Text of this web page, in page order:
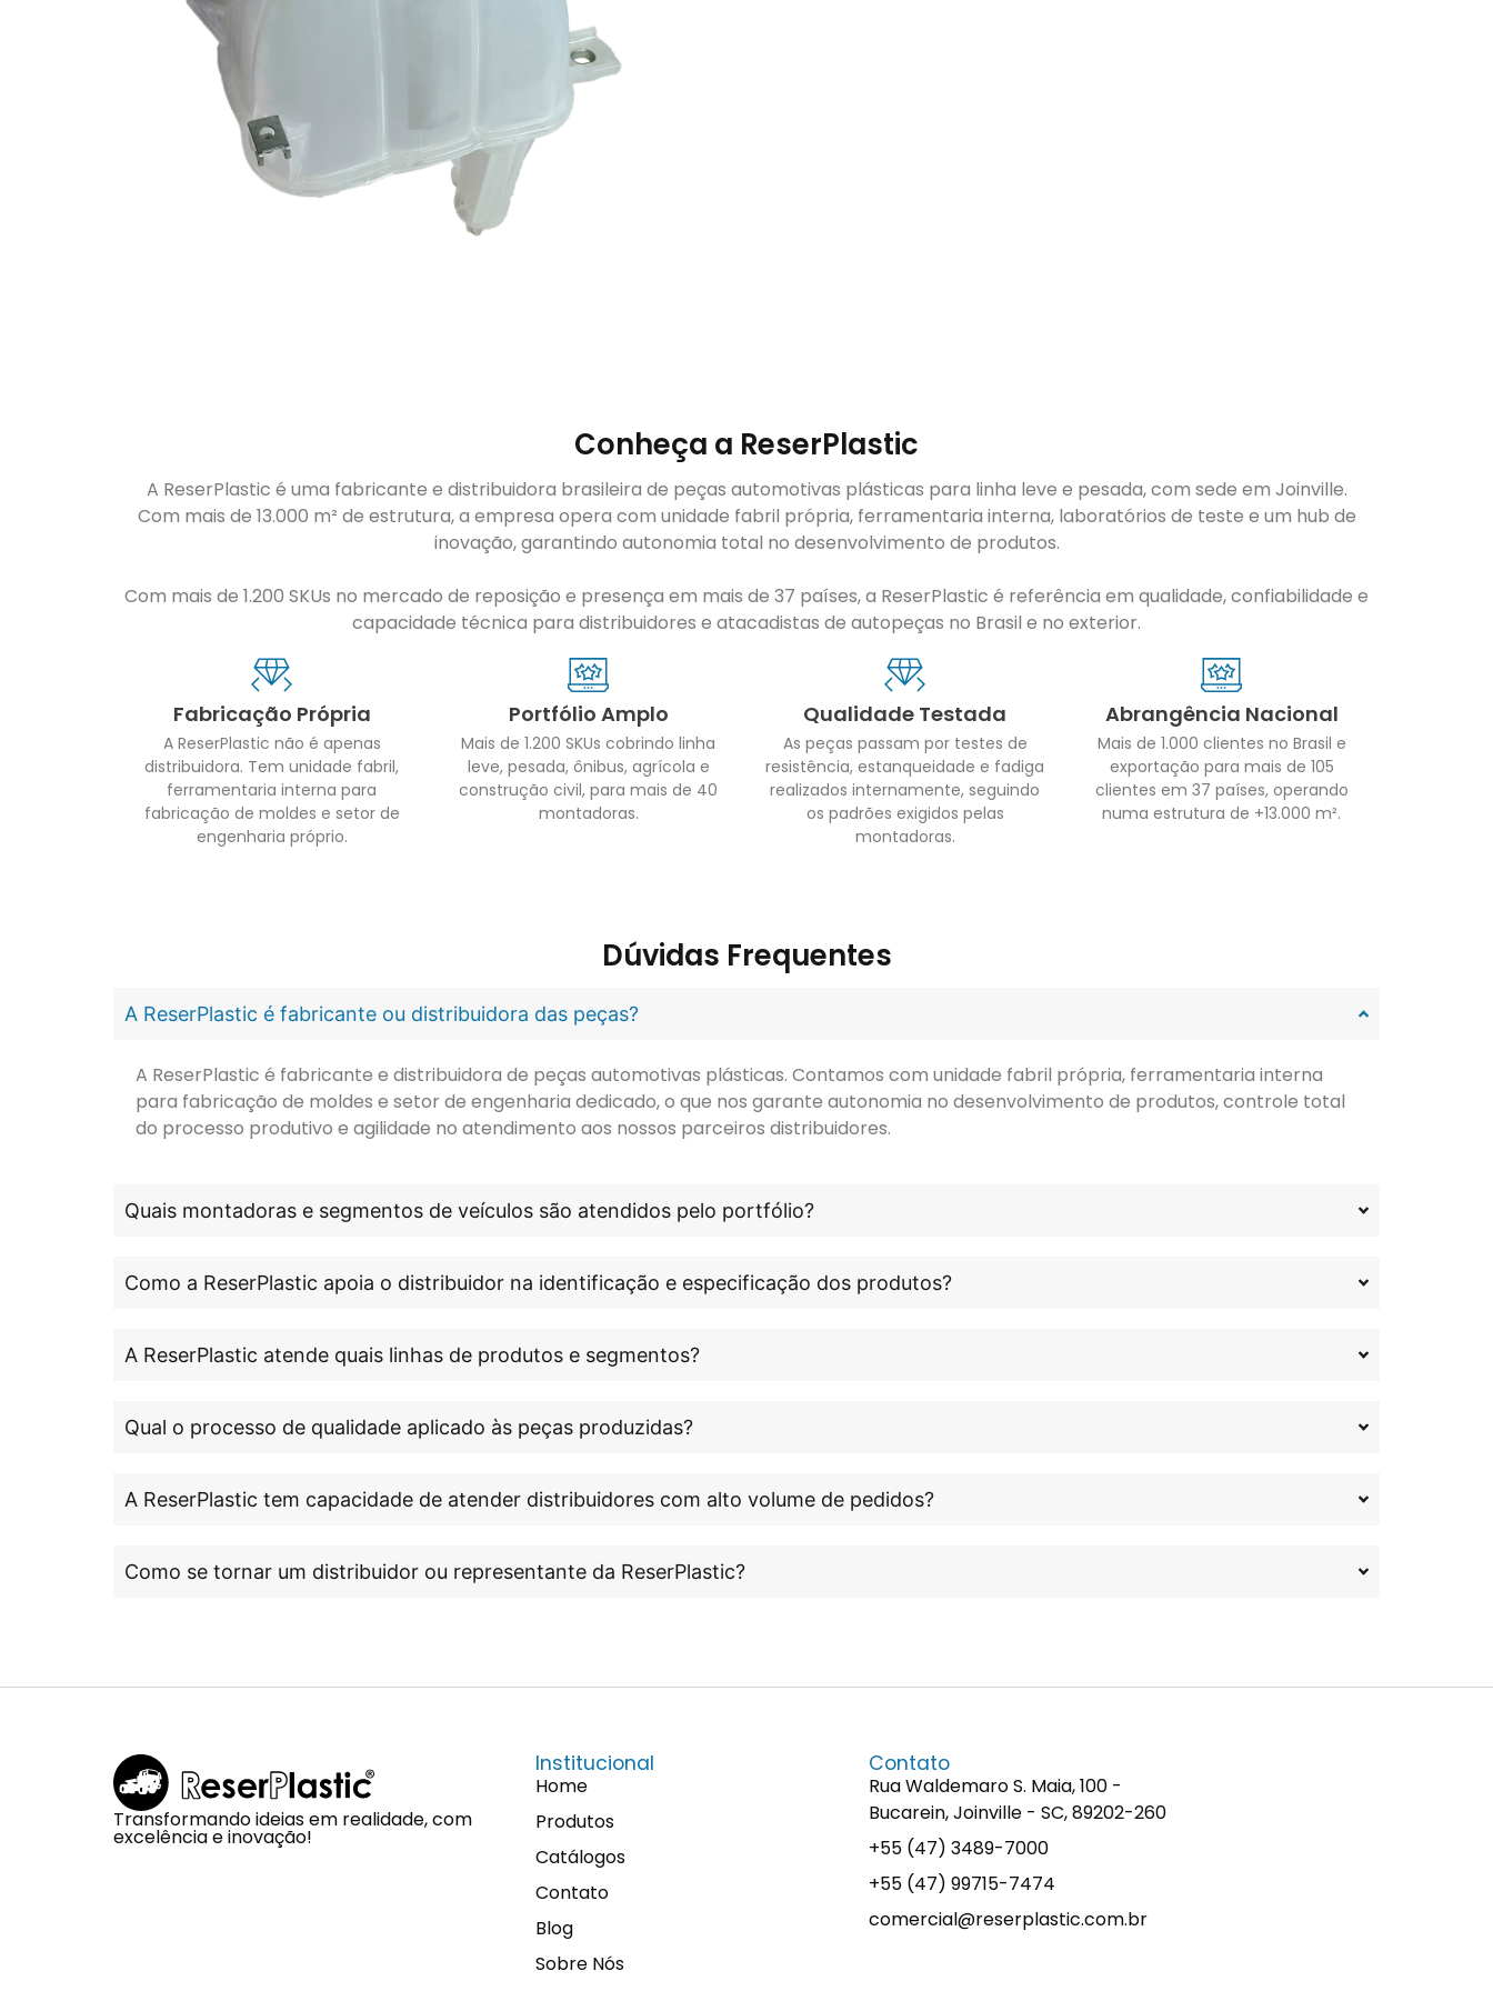
Conheça a ReserPlastic
A ReserPlastic é uma fabricante e distribuidora brasileira de peças automotivas plásticas para linha leve e pesada, com sede em Joinville.
Com mais de 13.000 m² de estrutura, a empresa opera com unidade fabril própria, ferramentaria interna, laboratórios de teste e um hub de
inovação, garantindo autonomia total no desenvolvimento de produtos.
Com mais de 1.200 SKUs no mercado de reposição e presença em mais de 37 países, a ReserPlastic é referência em qualidade, confiabilidade e
capacidade técnica para distribuidores e atacadistas de autopeças no Brasil e no exterior.
Fabricação Própria
A ReserPlastic não é apenas
distribuidora. Tem unidade fabril,
ferramentaria interna para
fabricação de moldes e setor de
engenharia próprio.
Portfólio Amplo
Mais de 1.200 SKUs cobrindo linha
leve, pesada, ônibus, agrícola e
construção civil, para mais de 40
montadoras.
Qualidade Testada
As peças passam por testes de
resistência, estanqueidade e fadiga
realizados internamente, seguindo
os padrões exigidos pelas
montadoras.
Abrangência Nacional
Mais de 1.000 clientes no Brasil e
exportação para mais de 105
clientes em 37 países, operando
numa estrutura de +13.000 m².
Dúvidas Frequentes
A ReserPlastic é fabricante ou distribuidora das peças?
A ReserPlastic é fabricante e distribuidora de peças automotivas plásticas. Contamos com unidade fabril própria, ferramentaria interna
para fabricação de moldes e setor de engenharia dedicado, o que nos garante autonomia no desenvolvimento de produtos, controle total
do processo produtivo e agilidade no atendimento aos nossos parceiros distribuidores.
Quais montadoras e segmentos de veículos são atendidos pelo portfólio?
Como a ReserPlastic apoia o distribuidor na identificação e especificação dos produtos?
A ReserPlastic atende quais linhas de produtos e segmentos?
Qual o processo de qualidade aplicado às peças produzidas?
A ReserPlastic tem capacidade de atender distribuidores com alto volume de pedidos?
Como se tornar um distribuidor ou representante da ReserPlastic?
Transformando ideias em realidade, com
excelência e inovação!
Institucional
Home
Produtos
Catálogos
Contato
Blog
Sobre Nós
Contato
Rua Waldemaro S. Maia, 100 -
Bucarein, Joinville - SC, 89202-260
+55 (47) 3489-7000
+55 (47) 99715-7474
comercial@reserplastic.com.br